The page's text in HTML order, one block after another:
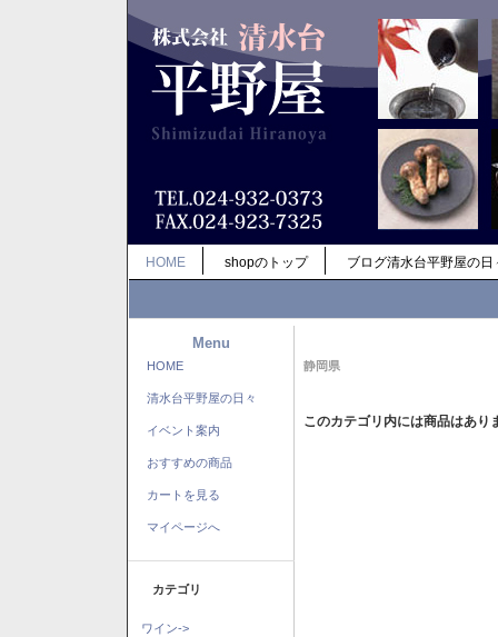
HOME shopのトップ ブログ清水台平野屋の日
Menu
HOME
清水台平野屋の日々
イベント案内
おすすめの商品
カートを見る
マイページへ
カテゴリ
ワイン->
静岡県
このカテゴリ内には商品はあり